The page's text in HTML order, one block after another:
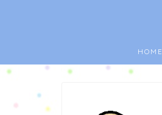
HOME